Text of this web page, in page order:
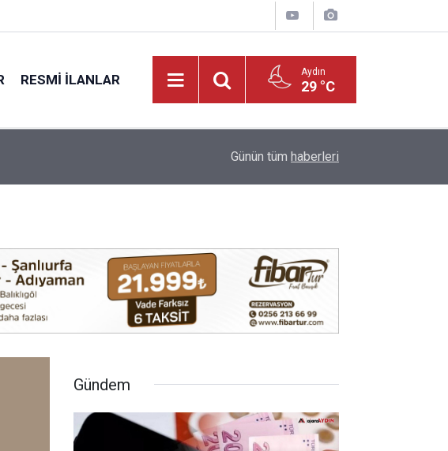
RESMI İLANLAR Aydın
29 °C
etti Kuyucak'ta 5 dekar kestanelik yandı
Günün tüm haberleri
Gündem